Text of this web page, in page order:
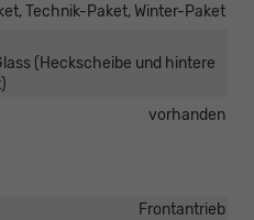
Technik-Paket, Winter-Paket
(Heckscheibe und hintere
vorhanden
Frontantrieb